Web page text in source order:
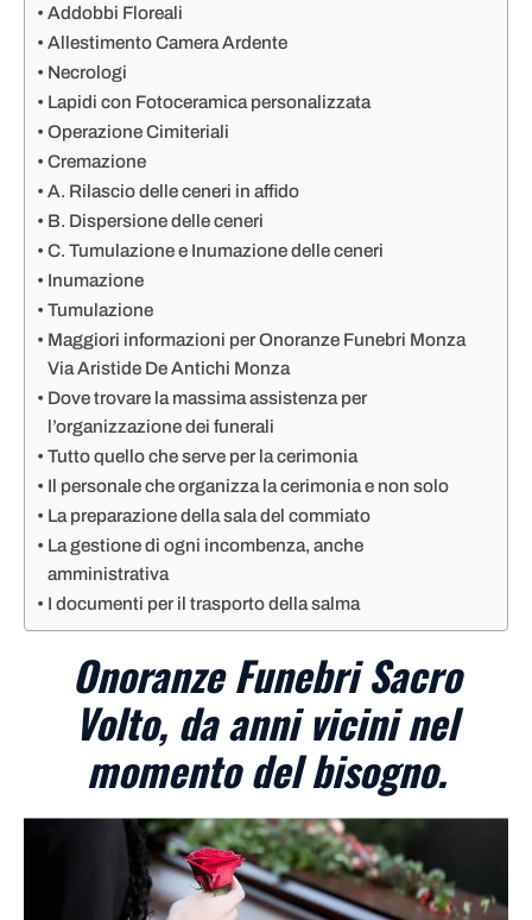
Addobbi Floreali
Allestimento Camera Ardente
Necrologi
Lapidi con Fotoceramica personalizzata
Operazione Cimiteriali
Cremazione
A. Rilascio delle ceneri in affido
B. Dispersione delle ceneri
C. Tumulazione e Inumazione delle ceneri
Inumazione
Tumulazione
Maggiori informazioni per Onoranze Funebri Monza
Via Aristide De Antichi Monza
Dove trovare la massima assistenza per
l’organizzazione dei funerali
Tutto quello che serve per la cerimonia
Il personale che organizza la cerimonia e non solo
La preparazione della sala del commiato
La gestione di ogni incombenza, anche
amministrativa
I documenti per il trasporto della salma
Onoranze Funebri Sacro
Volto, da anni vicini nel
momento del bisogno.